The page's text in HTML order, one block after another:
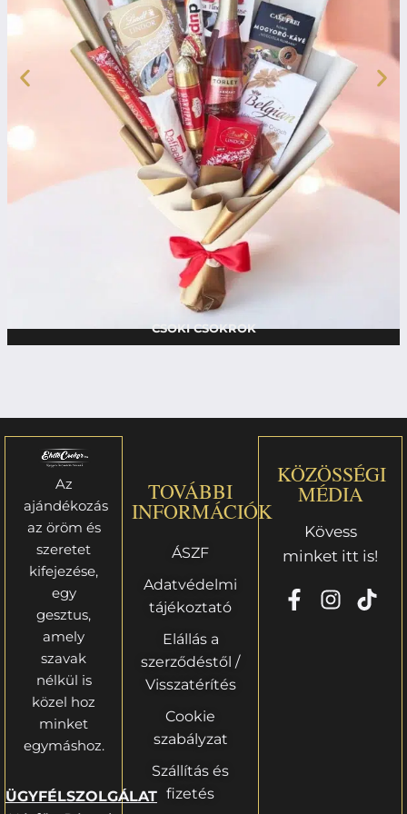
CSOKI CSOKROK
Az
ajándékozás
az öröm és
szeretet
kifejezése,
egy
gesztus,
amely
szavak
nélkül is
közel hoz
minket
egymáshoz.
ÜGYFÉLSZOLGÁLAT
TOVÁBBI
INFORMÁCIÓK
ÁSZF
Adatvédelmi
tájékoztató
Elállás a
szerződéstől /
Visszatérítés
Cookie
szabályzat
Szállítás és
fizetés
KÖZÖSSÉGI
MÉDIA
Kövess
minket itt is!